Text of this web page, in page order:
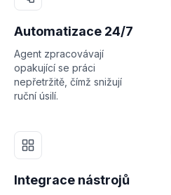
Automatizace 24/7
Agent zpracovávají
opakující se práci
nepřetržitě, čímž snižují
ruční úsilí.
Integrace nástrojů